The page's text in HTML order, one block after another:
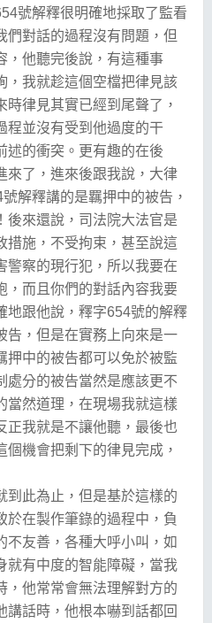
號解釋很明確地採取了監看
們對話的過程沒有問題，但
，他聽完後說，有這種事
，我就趁這個空檔把律見該
律見其實已經到尾聲了，
程並沒有受到他過度的干
述的衝突。更有趣的在後
來了，進來後跟我說，大律
解釋講的是羈押中的被告，
後來還說，司法院大法官是
措施，不受拘束，甚至說這
警察的現行犯，所以我要在
，而且你們的對話內容我要
地跟他說，釋字654號的解釋
告，但是在實務上向來是一
押中的被告都可以免於被監
處分的被告當然是應該更不
當然道理，在現場我就這樣
正我就是不讓他聽，最後也
機會把剩下的律見完成，
到此為止，但是基於這樣的
於在製作筆錄的過程中，負
不友善，各種大呼小叫，如
就有中度的智能障礙，當我
，他常常會無法理解對方的
講話時，他根本嚇到話都回